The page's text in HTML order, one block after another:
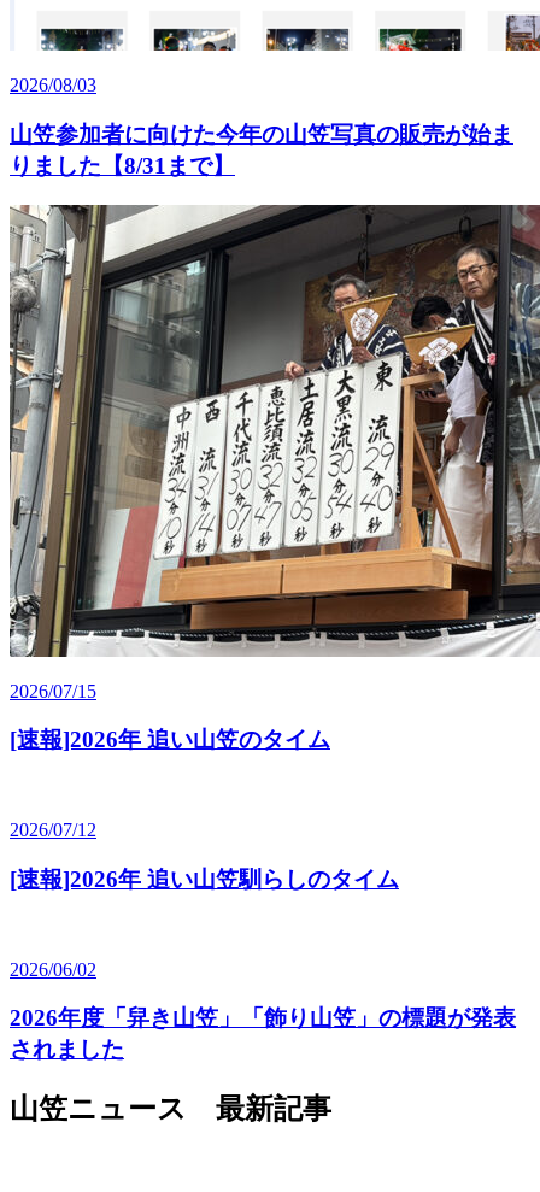
2026/08/03
山笠参加者に向けた今年の山笠写真の販売が始ま
りました【8/31まで】
2026/07/15
[速報]2026年 追い山笠のタイム
2026/07/12
[速報]2026年 追い山笠馴らしのタイム
2026/06/02
2026年度「舁き山笠」「飾り山笠」の標題が発表
されました
山笠ニュース 最新記事